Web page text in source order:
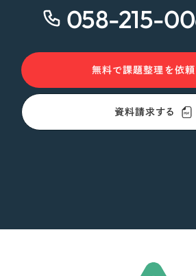
058-215-
無料で課題整理を依頼
資料請求する